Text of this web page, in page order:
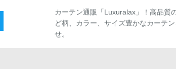
カーテン通販「Luxuralax」！高品質
ど柄、カラー、サイズ豊かなカーテ
せ。